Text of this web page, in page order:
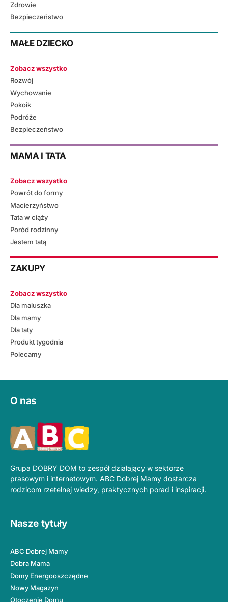
Zdrowie
Bezpieczeństwo
MAŁE DZIECKO
Zobacz wszystko
Rozwój
Wychowanie
Pokoik
Podróże
Bezpieczeństwo
MAMA I TATA
Zobacz wszystko
Powrót do formy
Macierzyństwo
Tata w ciąży
Poród rodzinny
Jestem tatą
ZAKUPY
Zobacz wszystko
Dla maluszka
Dla mamy
Dla taty
Produkt tygodnia
Polecamy
O nas
Grupa DOBRY DOM to zespół działający w sektorze
prasowym i internetowym. ABC Dobrej Mamy dostarcza
rodzicom rzetelnej wiedzy, praktycznych porad i inspiracji.
Nasze tytuły
ABC Dobrej Mamy
Dobra Mama
Domy Energooszczędne
Nowy Magazyn
Otoczenie Domu